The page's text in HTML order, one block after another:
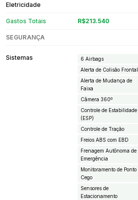
Eletricidade
Gastos Totais R$213.540
SEGURANÇA
Sistemas
6 Airbags
Alerta de Colisão Frontal
Alerta de Mudança de
Faixa
Câmera 360º
Controle de Estabilidade
(ESP)
Controle de Tração
Freios ABS com EBD
Frenagem Autônoma de
Emergência
Monitoramento de Ponto
Cego
Sensores de
Estacionamento